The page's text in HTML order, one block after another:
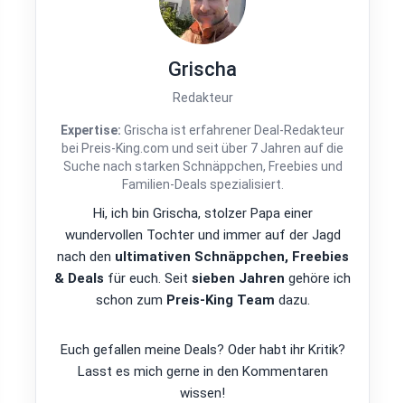
Grischa
Redakteur
Expertise: Grischa ist erfahrener Deal-Redakteur
bei Preis-King.com und seit über 7 Jahren auf die
Suche nach starken Schnäppchen, Freebies und
Familien-Deals spezialisiert.
Hi, ich bin Grischa, stolzer Papa einer
wundervollen Tochter und immer auf der Jagd
nach den ultimativen Schnäppchen, Freebies
& Deals für euch. Seit sieben Jahren gehöre ich
schon zum Preis-King Team dazu.
Euch gefallen meine Deals? Oder habt ihr Kritik?
Lasst es mich gerne in den Kommentaren
wissen!